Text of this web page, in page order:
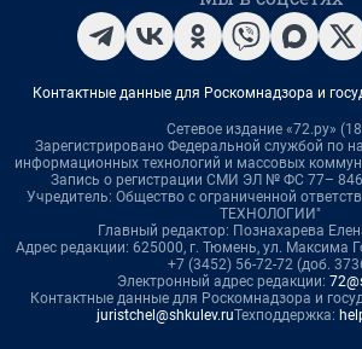
Контактные данные для Роскомнадзора и
Сетевое издание «72.ру»
Зарегистрировано Федеральной службой по
информационных технологий и массовых
Запись о регистрации СМИ ЭЛ № ФС 77–
Учредитель: Общество с ограниченной
ТЕХНОЛОГИИ"
Главный редактор: Познахарева
Адрес редакции: 625000, г. Тюмень, ул. Максима
+7 (3452) 56-72-72 (доб.
Электронный адрес редакции:
Контактные данные для Роскомнадзора и
juristchel@shkulev.ruТехподдержка: